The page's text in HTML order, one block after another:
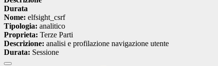
Durata
Nome: elfsight_csrf
Tipologia: analitico
Proprieta: Terze Parti
Descrizione: analisi e profilazione navigazione utente
Durata: Sessione